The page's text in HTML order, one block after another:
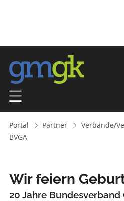
Portal Partner
Verbände/
BVGA
Wir feiern
20 Jahre Bundesverband